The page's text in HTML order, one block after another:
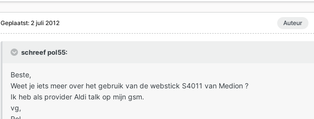
Auteur
Geplaatst: 2 juli 2012
schreef pol55:
Beste,
Weet je iets meer over het gebruik van de webstick S4011 van Medion ?
Ik heb als provider Aldi talk op mijn gsm.
vg,